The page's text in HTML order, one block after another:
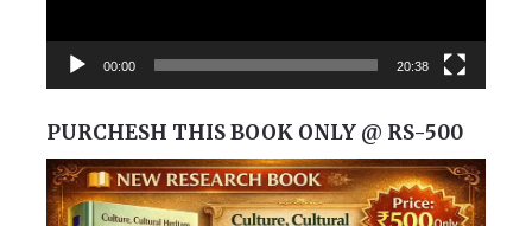
00:00 20:38
PURCHESH THIS BOOK ONLY @ RS-500